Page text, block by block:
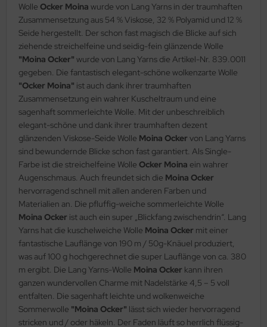
Wolle Ocker Moina wurde von Lang Yarns in der traumhaften
Zusammensetzung aus 54 % Viskose, 32 % Polyamid und 12 %
Seide hergestellt. Der schon fast magisch die Blicke auf sich
ziehende streichelfeine und seidig-fein glänzende Wolle
"Moina Ocker" wurde von Lang Yarns die Artikel-Nr. 839.0011
gegeben. Die fantastisch elegant-schöne wolkenzarte Wolle
"Ocker Moina" ist auch dank ihrer traumhaften
Zusammensetzung ein wahrer Kuscheltraum und eine
sagenhaft sommerleichte Wolle. Mit der unbeschreiblich
elegant-schöne und dank ihrer traumhaften dezent
glänzenden Viskose-Seide Wolle Moina Ocker von Lang Yarns
sind bewundernde Blicke schon fast garantiert. Als Single-
Farbe ist die streichelfeine Wolle Ocker Moina ein wahrer
Augenschmaus. Auch freundet sich die Moina Ocker
hervorragend schnell mit allen anderen Farben und
Materialien an. Die pfluffig-weiche sommerleichte Wolle
Moina Ocker ist auch ein super „Blickfang zwischendrin“. Lang
Yarns hat die kuschelweiche Wolle Moina Ocker mit einer
fantastische Lauflänge von 190 m / 50g-Knäuel produziert,
was auf 100 g hochgerechnet die super Lauflänge von ca. 380
m ergibt. Die Lang Yarns-Wolle Moina Ocker kann ihren
ganzen wundervollen Charme mit Nadelstärke 4,5 – 5 voll
entfalten. Die sagenhaft leichte und wolkenweiche
Sommerwolle "Moina Ocker" lässt sich wieder hervorragend
stricken und / oder häkeln. Der Faden läuft so herrlich flüssig-